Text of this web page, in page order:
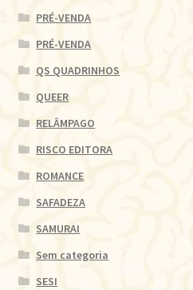
PRÉ-VENDA
PRÉ-VENDA
QS QUADRINHOS
QUEER
RELÂMPAGO
RISCO EDITORA
ROMANCE
SAFADEZA
SAMURAI
Sem categoria
SESI